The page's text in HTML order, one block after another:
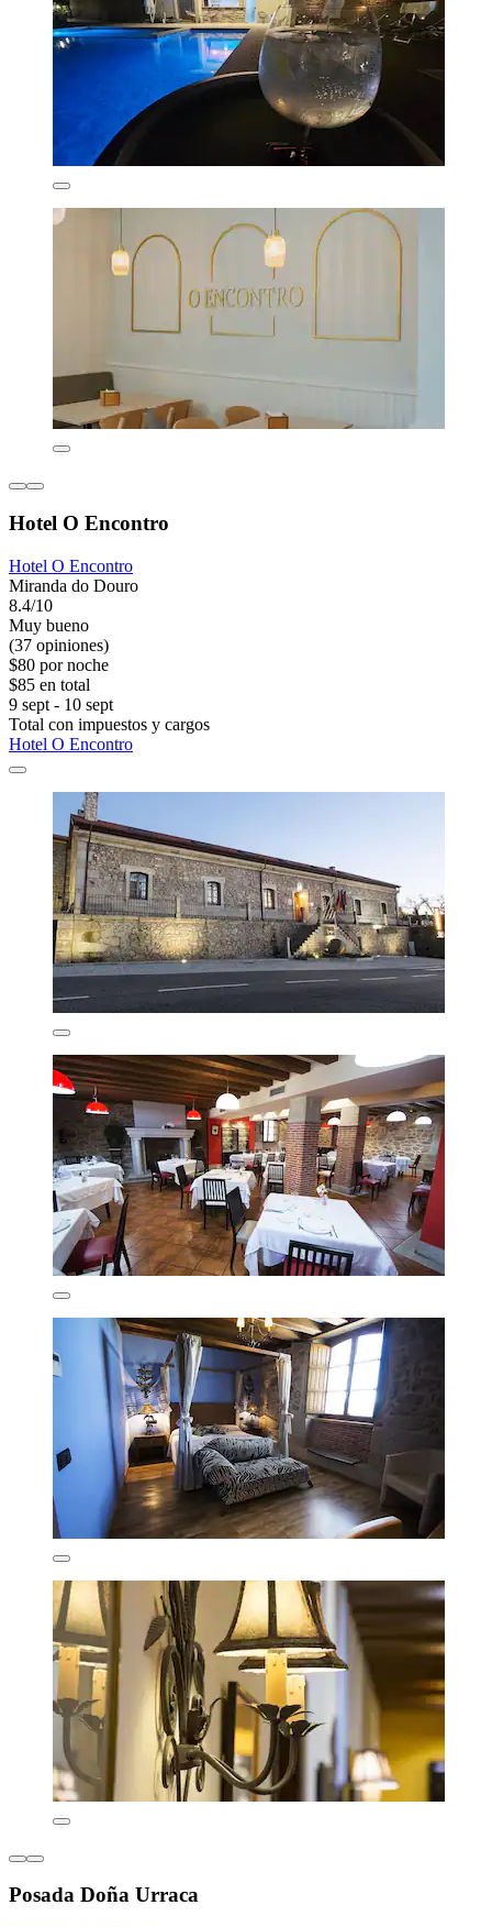
Hotel O Encontro
Hotel O Encontro
Miranda do Douro
8.4/10
Muy bueno
(37 opiniones)
$80 por noche
$85 en total
9 sept - 10 sept
Total con impuestos y cargos
Hotel O Encontro
Posada Doña Urraca